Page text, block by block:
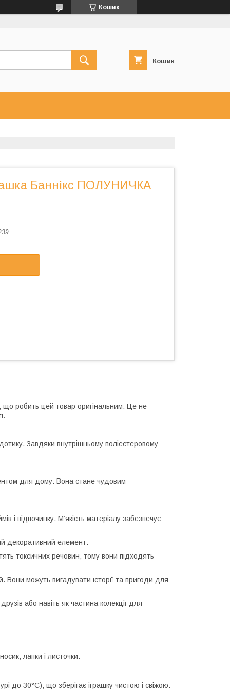
Кошик
Кошик
Баннікс ПОЛУНИЧКА
що робить цей товар оригінальним. Це не
Завдяки внутрішньому поліестеровому
для дому. Вона стане чудовим
і відпочинку. М’якість матеріалу забезпечує
декоративний елемент.
токсичних речовин, тому вони підходять
Вони можуть вигадувати історії та пригоди для
або навіть як частина колекції для
лапки і листочки.
до 30°C), що зберігає іграшку чистою і свіжою.